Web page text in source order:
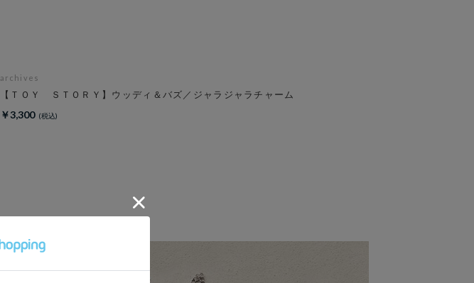
archives
【ＴＯＹ ＳＴＯＲＹ】ウッディ＆バズ／ジャラジャラチャーム
￥3,300